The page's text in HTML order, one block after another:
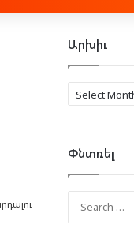
Արխիւ
Արխիւ
Փնտռել